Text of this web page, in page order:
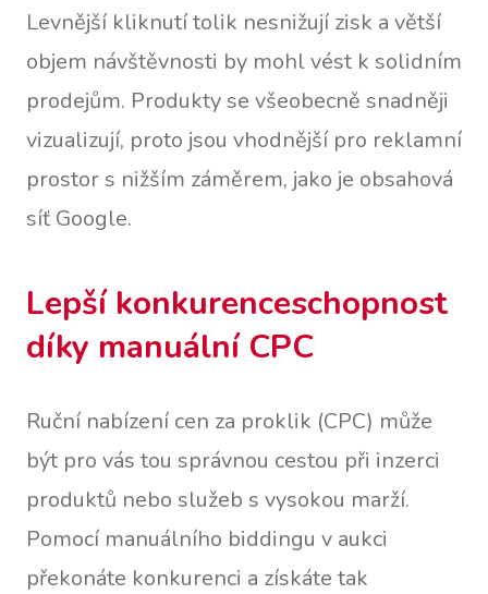
Levnější kliknutí tolik nesnižují zisk a větší
objem návštěvnosti by mohl vést k solidním
prodejům. Produkty se všeobecně snadněji
vizualizují, proto jsou vhodnější pro reklamní
prostor s nižším záměrem, jako je obsahová
síť Google.
Lepší konkurenceschopnost
díky manuální CPC
Ruční nabízení cen za proklik (CPC) může
být pro vás tou správnou cestou při inzerci
produktů nebo služeb s vysokou marží.
Pomocí manuálního biddingu v aukci
překonáte konkurenci a získáte tak